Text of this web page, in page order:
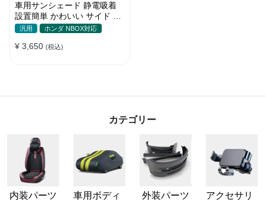
車用サンシェード 静電吸着
設置簡単 かわいい サイド ブ
ラインド 日除け 遮光 遮熱 プ
汎用 ホンダ NBOX対応
¥ 3,650 (税込)
カテゴリー
内装パーツ
車用ボディ
外装パーツ
アクセサリ